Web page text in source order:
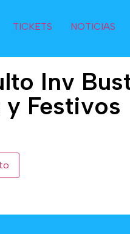
TICKETS NOTICIAS
Inv
Festivos